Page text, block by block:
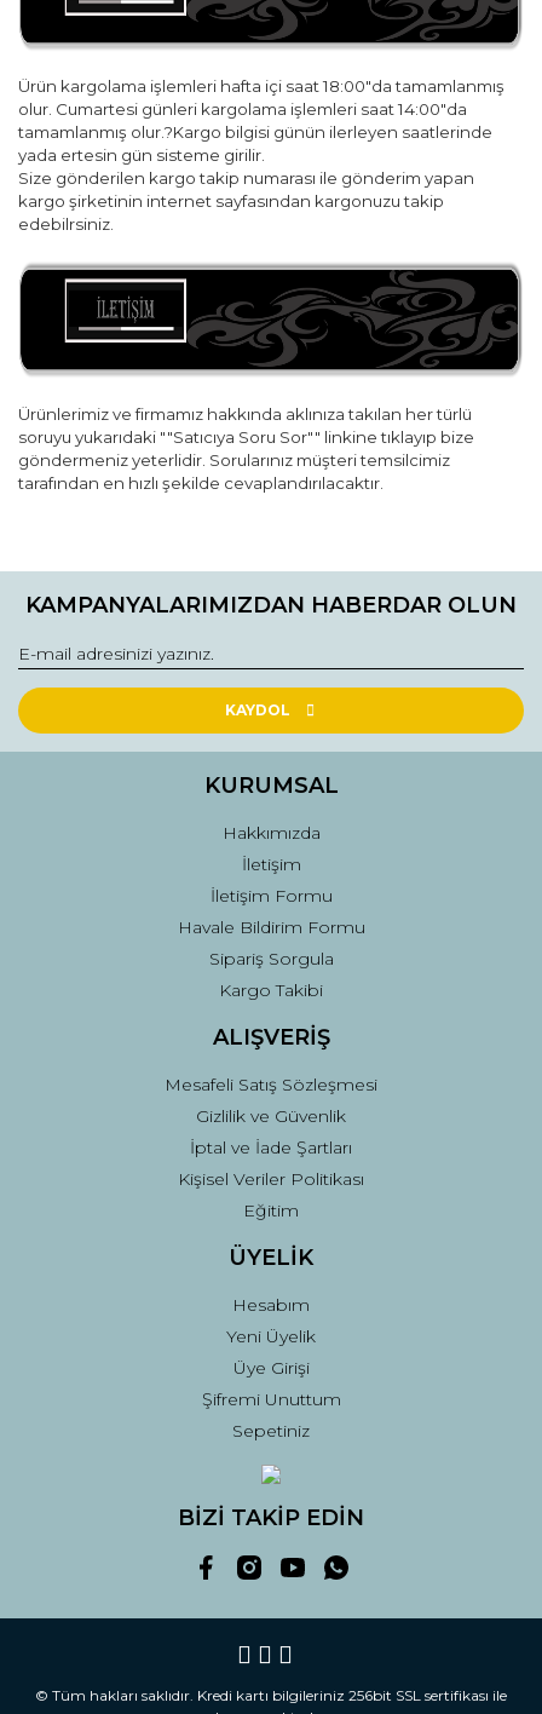
Ürün kargolama işlemleri hafta içi saat 18:00"da tamamlanmış
olur. Cumartesi günleri kargolama işlemleri saat 14:00"da
tamamlanmış olur.?Kargo bilgisi günün ilerleyen saatlerinde
yada ertesin gün sisteme girilir.
Size gönderilen kargo takip numarası ile gönderim yapan
kargo şirketinin internet sayfasından kargonuzu takip
edebilrsiniz.
Ürünlerimiz ve firmamız hakkında aklınıza takılan her türlü
soruyu yukarıdaki ""Satıcıya Soru Sor"" linkine tıklayıp bize
göndermeniz yeterlidir. Sorularınız müşteri temsilcimiz
tarafından en hızlı şekilde cevaplandırılacaktır.
konularda yetersiz gördüğünüz noktaları öneri formunu
Görüş ve önerileriniz için teşekkür ederiz.
Ürün resmi kalitesiz, bozuk veya görüntülenemiyor.
Ürün açıklamasında eksik bilgiler bulunuyor.
Ürün fiyatı diğer sitelerden daha pahalı.
Gönder
KAMPANYALARIMIZDAN HABERDAR OLUN
KAYDOL
KURUMSAL
Hakkımızda
İletişim
İletişim Formu
Havale Bildirim Formu
Sipariş Sorgula
Kargo Takibi
ALIŞVERİŞ
Mesafeli Satış Sözleşmesi
Gizlilik ve Güvenlik
İptal ve İade Şartları
Kişisel Veriler Politikası
Eğitim
ÜYELİK
Hesabım
Yeni Üyelik
Üye Girişi
Şifremi Unuttum
Sepetiniz
BİZİ TAKİP EDİN
© Tüm hakları saklıdır. Kredi kartı bilgileriniz 256bit SSL sertifikası ile